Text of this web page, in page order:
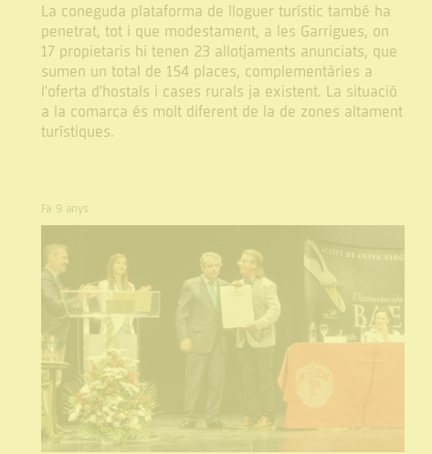
La coneguda plataforma de lloguer turístic també ha
penetrat, tot i que modestament, a les Garrigues, on
17 propietaris hi tenen 23 allotjaments anunciats, que
sumen un total de 154 places, complementàries a
l'oferta d'hostals i cases rurals ja existent. La situació
a la comarca és molt diferent de la de zones altament
turístiques.
Fa 9 anys